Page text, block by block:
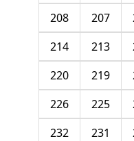
207
208
213
214
219
220
225
226
231
232